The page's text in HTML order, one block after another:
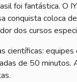
foi fantástica. O
conquista coloca
dos cursos
de 50 minutos.